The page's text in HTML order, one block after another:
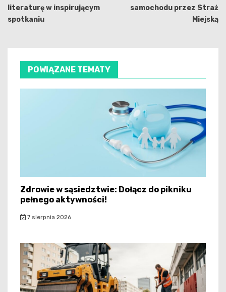
literaturę w inspirującym
spotkaniu
samochodu przez Straż
Miejską
POWIĄZANE TEMATY
Zdrowie w sąsiedztwie: Dołącz do pikniku
pełnego aktywności!
7 sierpnia 2026